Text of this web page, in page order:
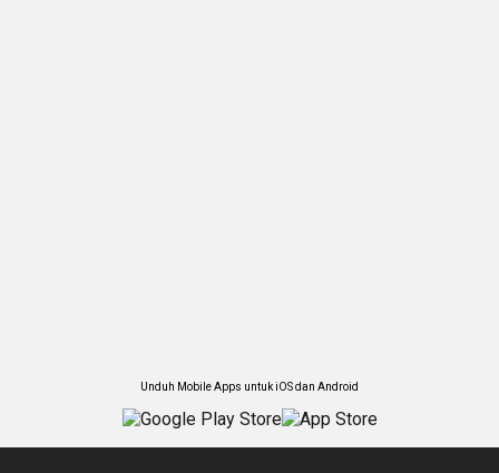
Unduh Mobile Apps untuk iOS dan Android